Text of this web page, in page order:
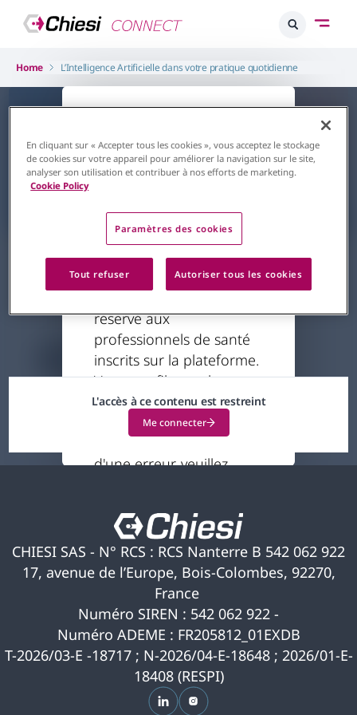
Home L’Intelligence Artificielle dans votre pratique quotidienne
contenu est
restreint
Le contenu auquel vous
réservé aux
professionnels de santé
inscrits sur la plateforme.
Votre profil actuel ne
vous permet pas
d'accéder à ce contenu.
Si vous pensez qu'il s'agit
d'une erreur, veuillez
Pneumo Innovations
L’Intelligence Artificielle dans
votre pratique quotidienne
80 minutes
L'accès à ce contenu est restreint
Me connecter
CHIESI SAS - N° RCS : RCS Nanterre B 542 062 922
17, avenue de l’Europe, Bois-Colombes, 92270,
France
Numéro SIREN : 542 062 922 -
Numéro ADEME : FR205812_01EXDB
T-2026/03-E -18717 ; N-2026/04-E-18648 ; 2026/01-E-
18408 (RESPI)
En cliquant sur « Accepter tous les cookies », vous acceptez le stockage
de cookies sur votre appareil pour améliorer la navigation sur le site,
analyser son utilisation et contribuer à nos efforts de marketing.
Cookie Policy
Paramètres des cookies
Tout refuser Autoriser tous les cookies